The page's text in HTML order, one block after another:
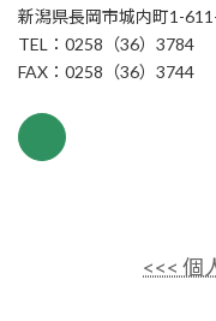
新潟県長岡市城内町1-
TEL：0258（36）3784
FAX：0258（36）3744
<<< 個